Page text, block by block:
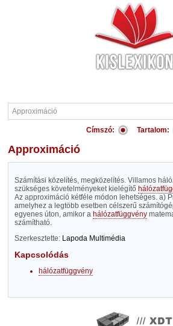
Címszó: Tartalom:
Approximáció
Számítási közelítés, megközelítés. Villamos
szükséges követelményeket kielégítő
Az approximáció kétféle módon lehetséges. a)
amelyhez a legtöbb esetben célszerű
egyenes úton, amikor a hálózatfüggvény
számítható.
Szerkesztette: Lapoda Multimédia
Kapcsolódás
hálózatfüggvény